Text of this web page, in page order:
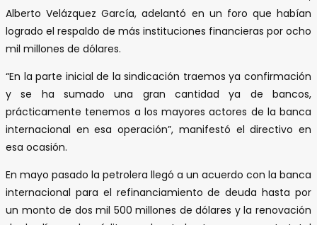
Alberto Velázquez García, adelantó en un foro que habían
logrado el respaldo de más instituciones financieras por ocho
mil millones de dólares.
“En la parte inicial de la sindicación traemos ya confirmación
y se ha sumado una gran cantidad ya de bancos,
prácticamente tenemos a los mayores actores de la banca
internacional en esa operación”, manifestó el directivo en
esa ocasión.
En mayo pasado la petrolera llegó a un acuerdo con la banca
internacional para el refinanciamiento de deuda hasta por
un monto de dos mil 500 millones de dólares y la renovación